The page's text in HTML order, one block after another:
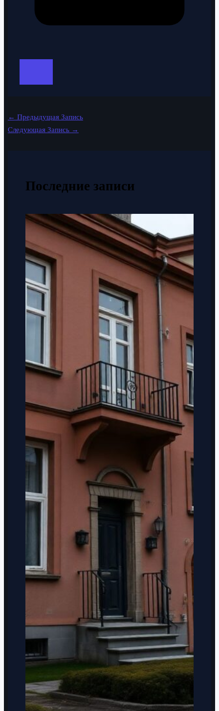
← Предыдущая Запись
Следующая Запись →
Последние записи